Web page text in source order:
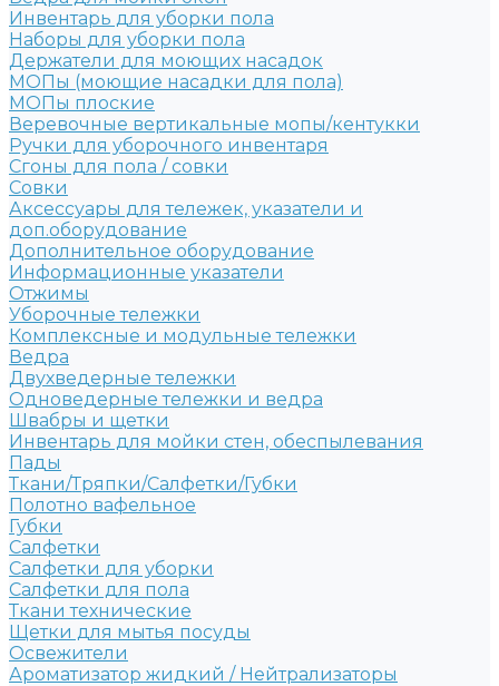
Инвентарь для уборки пола
Наборы для уборки пола
Держатели для моющих насадок
МОПы (моющие насадки для пола)
МОПы плоские
Веревочные вертикальные мопы/кентукки
Ручки для уборочного инвентаря
Сгоны для пола / совки
Совки
Аксессуары для тележек, указатели и
доп.оборудование
Дополнительное оборудование
Информационные указатели
Отжимы
Уборочные тележки
Комплексные и модульные тележки
Ведра
Двухведерные тележки
Одноведерные тележки и ведра
Швабры и щетки
Инвентарь для мойки стен, обеспылевания
Пады
Ткани/Тряпки/Салфетки/Губки
Полотно вафельное
Губки
Салфетки
Салфетки для уборки
Салфетки для пола
Ткани технические
Щетки для мытья посуды
Освежители
Ароматизатор жидкий / Нейтрализаторы